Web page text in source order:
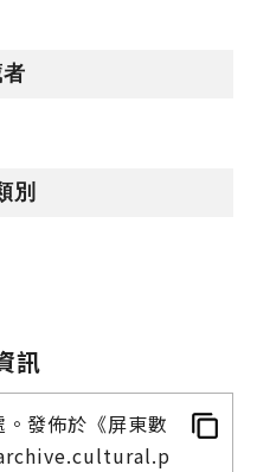
別
訊
發佈於《屏東數